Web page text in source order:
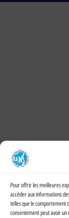
Pour offrir les meilleures
accéder aux informations
telles que le comportement
consentement peut avoir